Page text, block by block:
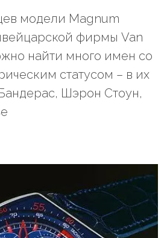
модели Magnum
фирмы Van
найти много имен со
статусом – в их
Шэрон Стоун,